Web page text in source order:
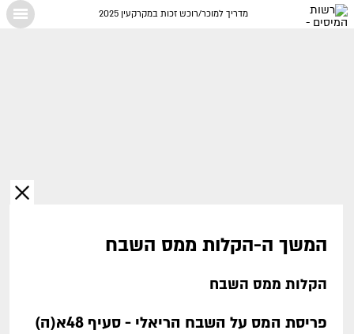
מדריך למוכר/רוכש זכות במקרקעין 2025
המשך ה-הקלות ממס השבח
הקלות ממס השבח
פריסת המס על השבח הריאלי - סעיף 48א(ה)
X